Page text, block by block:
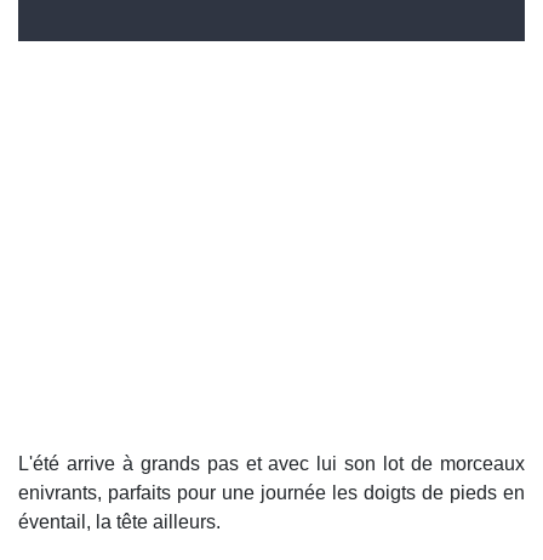
L'été arrive à grands pas et avec lui son lot de morceaux
enivrants, parfaits pour une journée les doigts de pieds en
éventail, la tête ailleurs.